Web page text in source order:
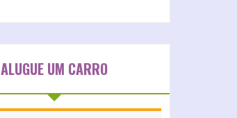
ALUGUE UM CARRO